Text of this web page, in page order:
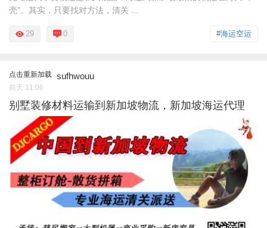
壳”。其实，只要找对方法，清关 ...
#海运空运
29 0
点击重新加载 sufhwouu
前天 11:06
别墅装修材料运输到新加坡物流，新加坡海运代理